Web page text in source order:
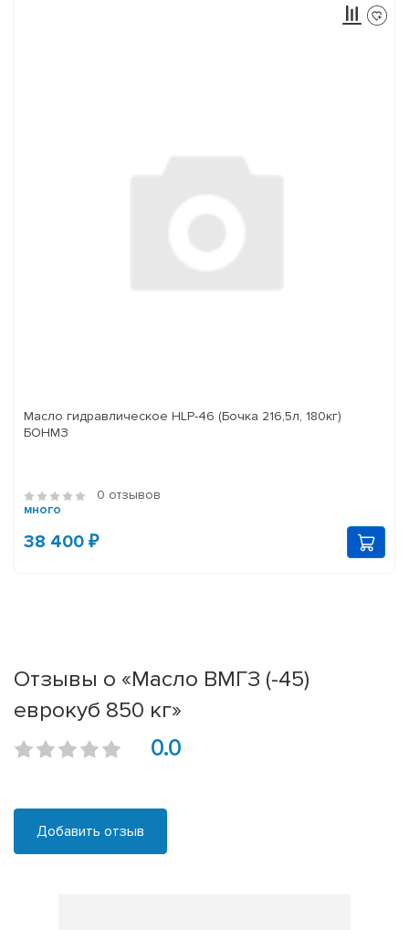
Масло гидравлическое HLP-46 (Бочка 216,5л, 180кг)
БОНМЗ
0 отзывов
много
38 400 ₽
Отзывы о «Масло ВМГЗ (-45)
еврокуб 850 кг»
0.0
Добавить отзыв